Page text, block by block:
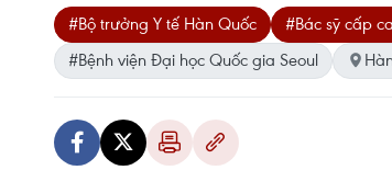
#Bộ trưởng Y tế Hàn Quốc #Bác sỹ cấp
#Bệnh viện Đại học Quốc gia Seoul